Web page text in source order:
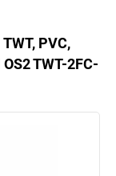
PVC,
TWT-2FC-